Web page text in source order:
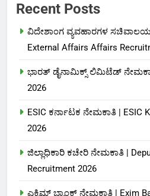
Recent Posts
ವಿದೇಶಾಂಗ ವ್ಯವಹಾರಗಳ
External Affairs Affairs
ಭಾರತ್ ಡೈನಾಮಿಕ್ಸ್ ಲಿಮಿಟೆಡ್
2026
ESIC ಕರ್ನಾಟಕ ನೇಮಕಾತಿ | ESIC
2026
ಜಿಲ್ಲಾಧಿಕಾರಿ ಕಚೇರಿ ನೇಮಕಾತಿ |
Recruitment 2026
ಎಕ್ಸಿಮ್ ಬ್ಯಾಂಕ್ ನೇಮಕಾತಿ |‌ Exim